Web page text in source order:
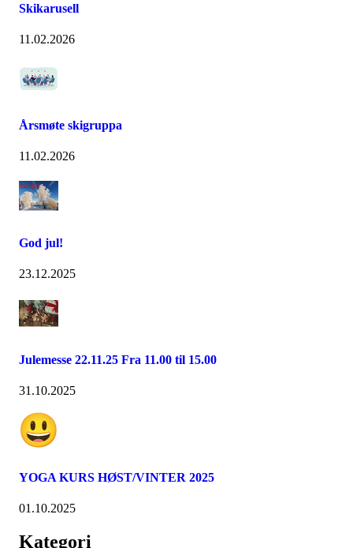
Skikarusell
11.02.2026
Årsmøte skigruppa
11.02.2026
God jul!
23.12.2025
Julemesse 22.11.25 Fra 11.00 til 15.00
31.10.2025
YOGA KURS HØST/VINTER 2025
01.10.2025
Kategori